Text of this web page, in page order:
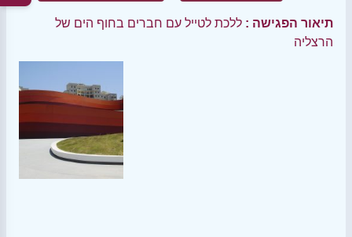
תיאור הפגישה : ללכת לטייל עם חברים בחוף הים של
הרצליה